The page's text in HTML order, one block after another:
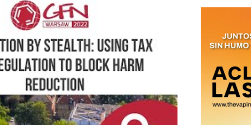
No te pierdas de las últimas
noticias
Suscríbete a nuestro boletín diario y recibe todas las
noticias del vapeo y la reducción de daños en tu correo
electrónico.
Subscribe to our daily clipping and receive all the news
of vaping and tobacco harm reduction in your email.